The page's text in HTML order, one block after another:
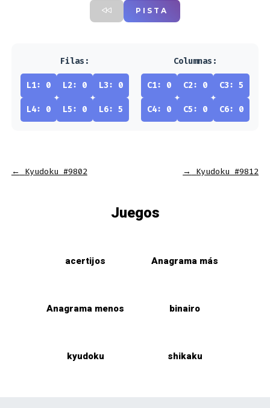
PISTA
Filas:
L1: 0 L2: 0 L3: 0
L4: 0 L5: 0 L6: 5
Columnas:
C1: 0 C2: 0 C3: 5
C4: 0 C5: 0 C6: 0
← Kyudoku #9802 → Kyudoku #9812
Juegos
acertijos Anagrama más
Anagrama menos binairo
kyudoku shikaku